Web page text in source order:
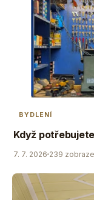
BYDLENÍ
Když
7. 7. 2026 239